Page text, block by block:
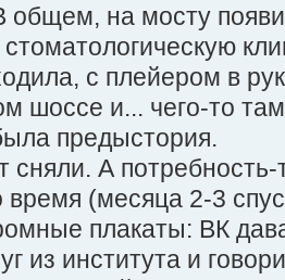
общем, на мосту
с плейером в
шоссе и... чего-то
предыстория.
сняли. А
время (месяца 2-3
плакаты: ВК
из института и